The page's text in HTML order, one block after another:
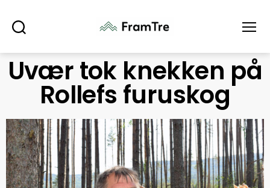
Uvær tok knekken på
Rollefs furuskog